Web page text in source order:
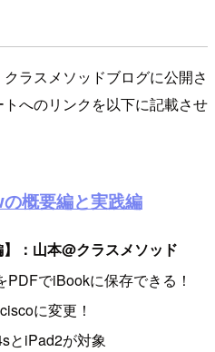
ラスメソッドブログに公開さ
へのリンクを以下に記載させ
概要編と実践編
：山本@クラスメソッド
でiBookに保存できる！
に変更！
とiPad2が対象